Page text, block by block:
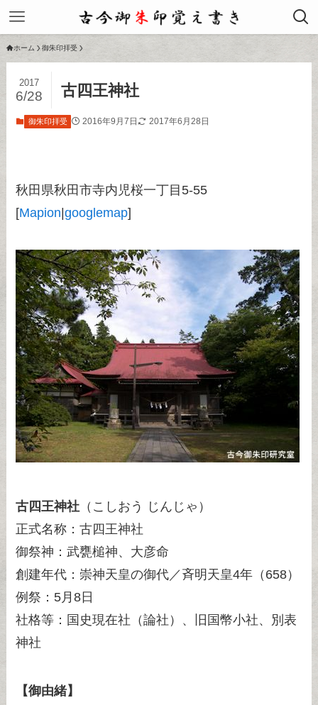
ホーム 御朱印拝受
古四王神社
2017
6/28
御朱印拝受 2016年9月7日 2017年6月28日
秋田県秋田市寺内児桜一丁目5-55
[Mapion |googlemap]
古四王神社 （こしおう じんじゃ）
正式名称：古四王神社
御祭神：武甕槌神、大彦命
創建年代：崇神天皇の御代／斉明天皇4年（658）
例祭：5月8日
社格等：国史現在社（論社）、旧国幣小社、別表
神社
【御由緒】